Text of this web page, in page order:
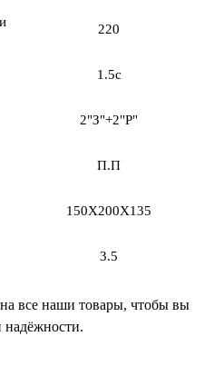
220
1.5с
2"З"+2"Р"
П.П
150Х200Х135
3.5
все наши товары, чтобы вы
надёжности.